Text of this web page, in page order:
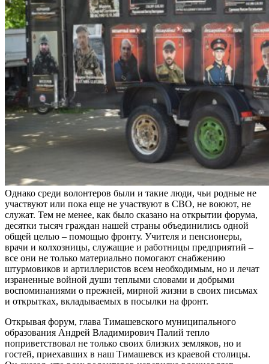
Однако среди волонтеров были и такие люди, чьи родные не
участвуют или пока еще не участвуют в СВО, не воюют, не
служат. Тем не менее, как было сказано на открытии форума,
десятки тысяч граждан нашей страны объединились одной
общей целью – помощью фронту. Учителя и пенсионеры,
врачи и колхозницы, служащие и работницы предприятий –
все они не только материально помогают снабжению
штурмовиков и артиллеристов всем необходимым, но и лечат
израненные войной души теплыми словами и добрыми
воспоминаниями о прежней, мирной жизни в своих письмах
и открытках, вкладываемых в посылки на фронт.
Открывая форум, глава Тимашевского муниципального
образования Андрей Владимирович Палий тепло
поприветствовал не только своих близких земляков, но и
гостей, приехавших в наш Тимашевск из краевой столицы.